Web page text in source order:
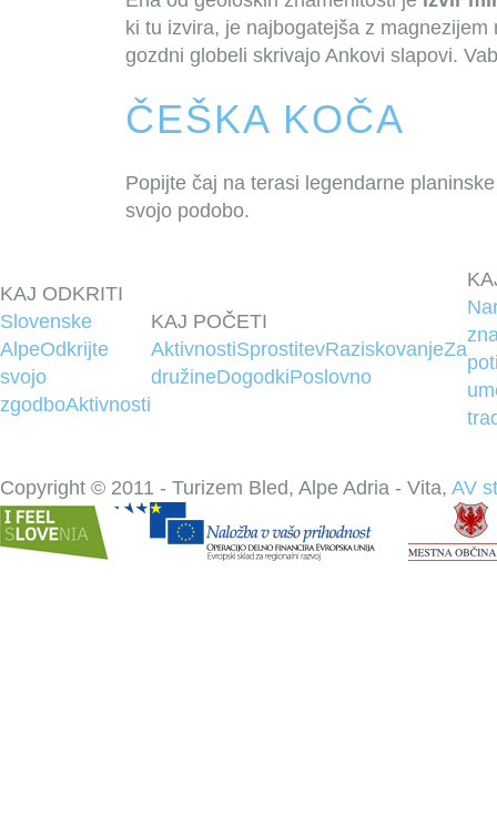
ki tu izvira, je najbogatejša z
gozdni globeli skrivajo Ankovi slapovi.
ČEŠKA KOČA
Popijte čaj na terasi legendarne
svojo podobo.
KAJ ODKRITI
Slovenske
AlpeOdkrijte
svojo
zgodboAktivnosti
KAJ POČETI
AktivnostiSprostitevRaziskovanjeZa
družineDogodkiPoslovno
Copyright © 2011 - Turizem Bled, Alpe Adria - Vita, AV